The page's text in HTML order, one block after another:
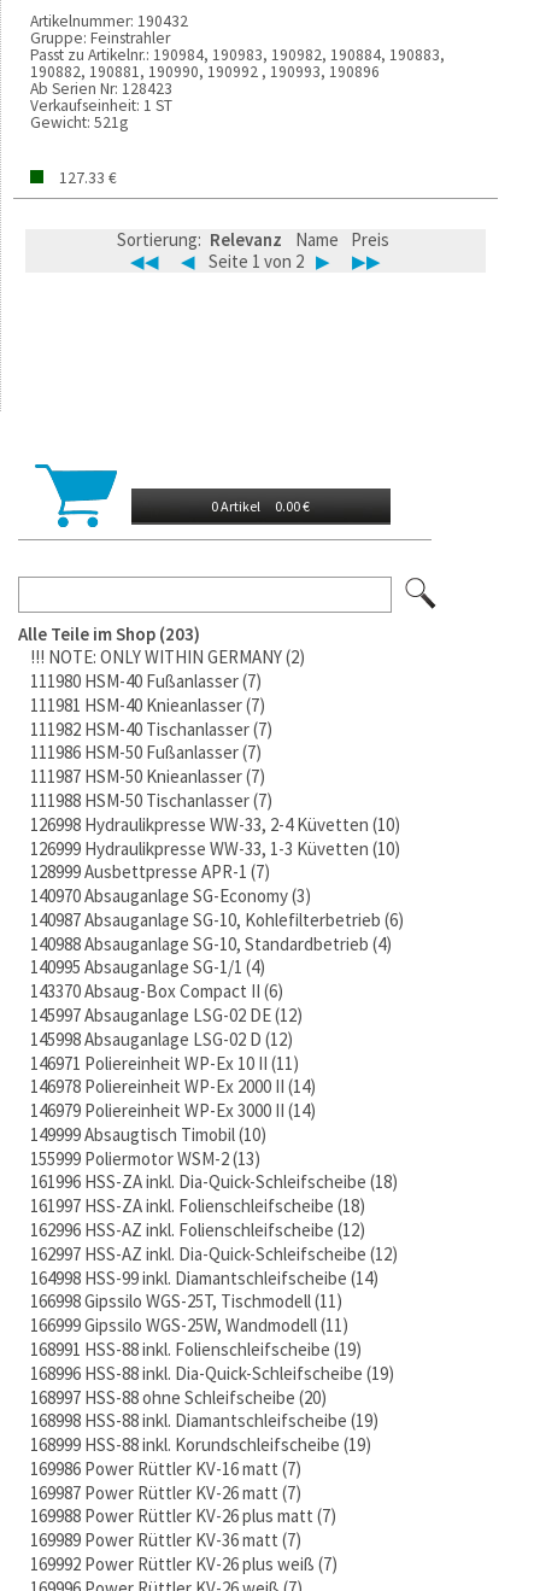
0 Artikel 0.00 €
Alle Teile im Shop 203
!!! NOTE: ONLY WITHIN GERMANY 2
111980 HSM-40 Fußanlasser 7
111981 HSM-40 Knieanlasser 7
111982 HSM-40 Tischanlasser 7
111986 HSM-50 Fußanlasser 7
111987 HSM-50 Knieanlasser 7
111988 HSM-50 Tischanlasser 7
126998 Hydraulikpresse WW-33, 2-4 Küvetten 10
126999 Hydraulikpresse WW-33, 1-3 Küvetten 10
128999 Ausbettpresse APR-1 7
140970 Absauganlage SG-Economy 3
140987 Absauganlage SG-10, Kohlefilterbetrieb 6
140988 Absauganlage SG-10, Standardbetrieb 4
140995 Absauganlage SG-1/1 4
143370 Absaug-Box Compact II 6
145997 Absauganlage LSG-02 DE 12
145998 Absauganlage LSG-02 D 12
146971 Poliereinheit WP-Ex 10 II 11
146978 Poliereinheit WP-Ex 2000 II 14
146979 Poliereinheit WP-Ex 3000 II 14
149999 Absaugtisch Timobil 10
155999 Poliermotor WSM-2 13
161996 HSS-ZA inkl. Dia-Quick-Schleifscheibe 18
161997 HSS-ZA inkl. Folienschleifscheibe 18
162996 HSS-AZ inkl. Folienschleifscheibe 12
162997 HSS-AZ inkl. Dia-Quick-Schleifscheibe 12
164998 HSS-99 inkl. Diamantschleifscheibe 14
166998 Gipssilo WGS-25T, Tischmodell 11
166999 Gipssilo WGS-25W, Wandmodell 11
168991 HSS-88 inkl. Folienschleifscheibe 19
168996 HSS-88 inkl. Dia-Quick-Schleifscheibe 19
168997 HSS-88 ohne Schleifscheibe 20
168998 HSS-88 inkl. Diamantschleifscheibe 19
168999 HSS-88 inkl. Korundschleifscheibe 19
169986 Power Rüttler KV-16 matt 7
169987 Power Rüttler KV-26 matt 7
169988 Power Rüttler KV-26 plus matt 7
169989 Power Rüttler KV-36 matt 7
169992 Power Rüttler KV-26 plus weiß 7
Artikelnummer: 190432
Gruppe: Feinstrahler
Passt zu Artikelnr.: 190984, 190983, 190982, 190884, 190883,
190882, 190881, 190990, 190992 , 190993, 190896
Ab Serien Nr: 128423
Verkaufseinheit: 1 ST
Gewicht: 521g
127.33 €
Sortierung: Relevanz Name
Preis
◀◀
◀ Seite 1 von 2 ▶ ▶▶